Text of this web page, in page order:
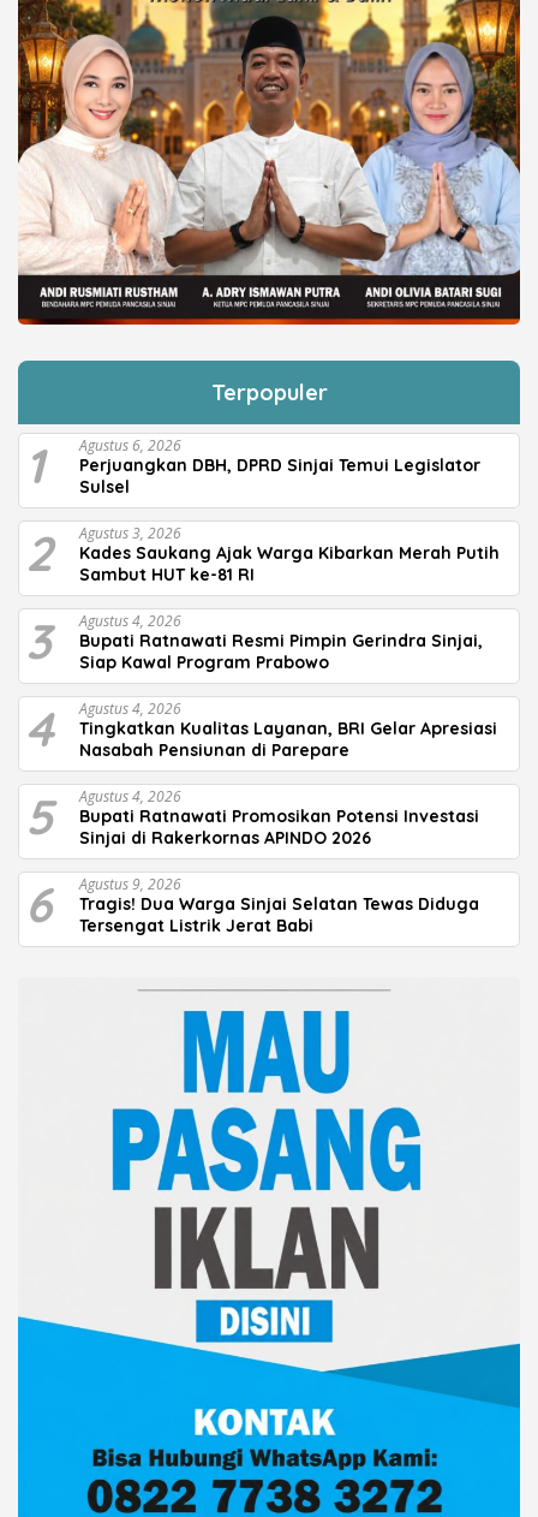
Terpopuler
1 Agustus 6, 2026
Perjuangkan DBH, DPRD Sinjai Temui Legislator
Sulsel
2 Agustus 3, 2026
Kades Saukang Ajak Warga Kibarkan Merah Putih
Sambut HUT ke-81 RI
3 Agustus 4, 2026
Bupati Ratnawati Resmi Pimpin Gerindra Sinjai,
Siap Kawal Program Prabowo
4 Agustus 4, 2026
Tingkatkan Kualitas Layanan, BRI Gelar Apresiasi
Nasabah Pensiunan di Parepare
5 Agustus 4, 2026
Bupati Ratnawati Promosikan Potensi Investasi
Sinjai di Rakerkornas APINDO 2026
6 Agustus 9, 2026
Tragis! Dua Warga Sinjai Selatan Tewas Diduga
Tersengat Listrik Jerat Babi